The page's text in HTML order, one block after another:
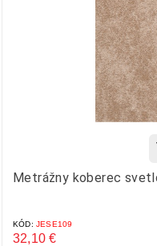
Metrážny koberec
KÓD: JESE109
32,10 €